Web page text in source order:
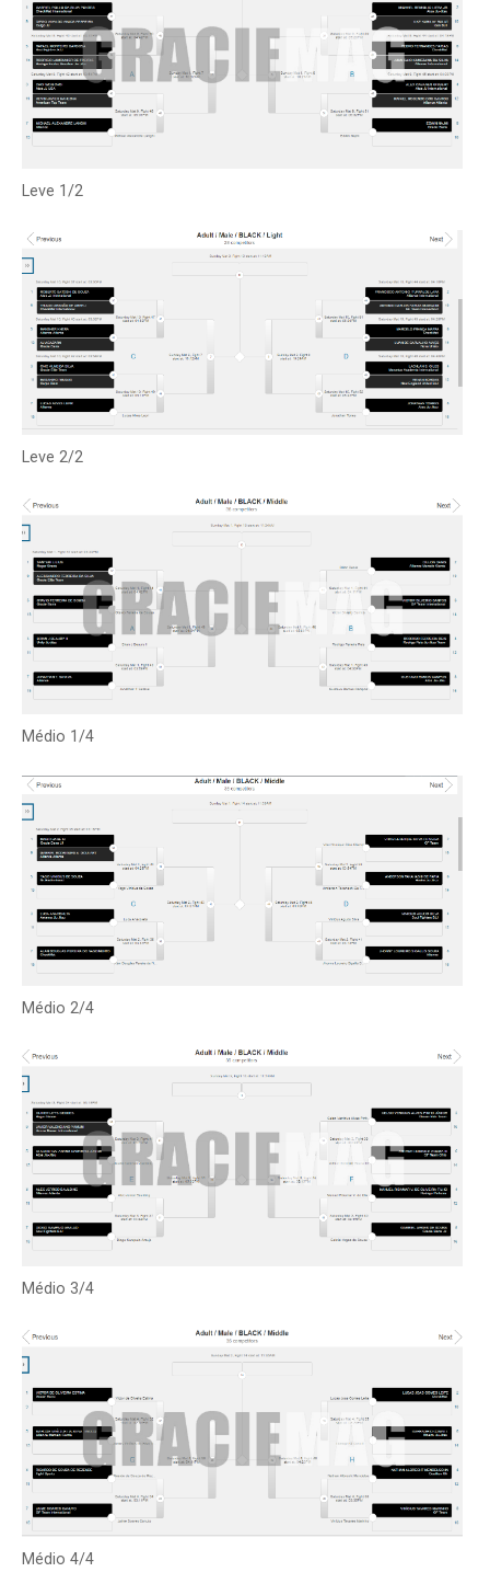
Leve 1/2
Leve 2/2
Médio 1/4
Médio 2/4
Médio 3/4
Médio 4/4